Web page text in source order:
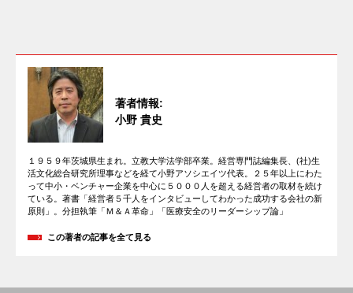
著者情報:
小野 貴史
１９５９年茨城県生まれ。立教大学法学部卒業。経営専門誌編集長、(社)生
活文化総合研究所理事などを経て小野アソシエイツ代表。２５年以上にわた
って中小・ベンチャー企業を中心に５０００人を超える経営者の取材を続け
ている。著書「経営者５千人をインタビューしてわかった成功する会社の新
原則」。分担執筆「Ｍ＆Ａ革命」「医療安全のリーダーシップ論」
この著者の記事を全て見る